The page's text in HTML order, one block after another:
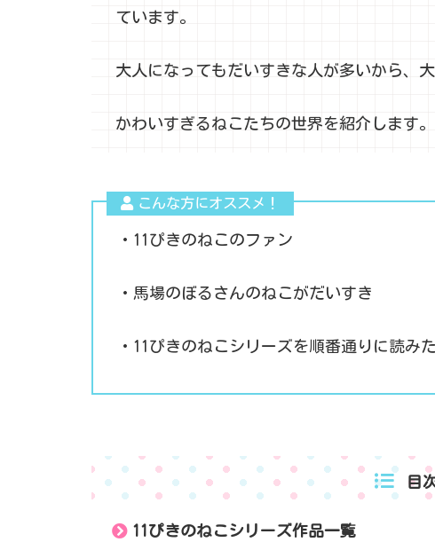
ています。
大人になってもだいすきな人が多いから、
かわいすぎるねこたちの世界を紹介します。
こんな方にオススメ！
・11ぴきのねこのファン
・馬場のぼるさんのねこがだいすき
・11ぴきのねこシリーズを順番通りに読み
目
11ぴきのねこシリーズ作品一覧